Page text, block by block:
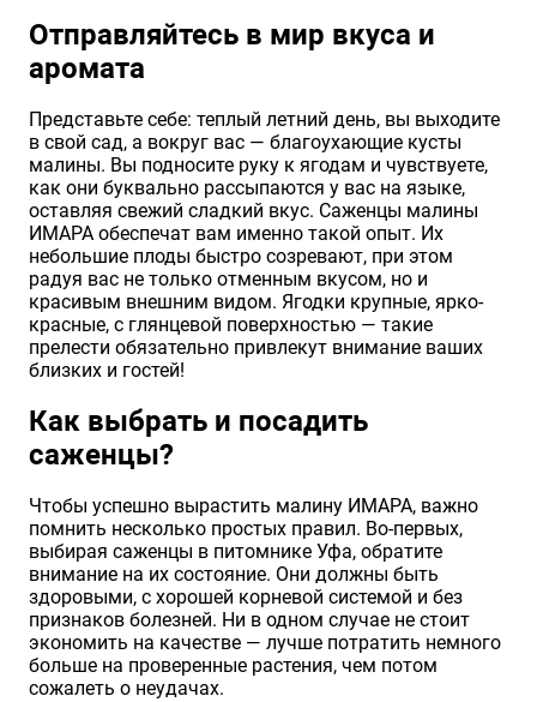
Отправляйтесь в мир вкуса и
аромата
Представьте себе: теплый летний день, вы выходите
в свой сад, а вокруг вас — благоухающие кусты
малины. Вы подносите руку к ягодам и чувствуете,
как они буквально рассыпаются у вас на языке,
оставляя свежий сладкий вкус. Саженцы малины
ИМАРА обеспечат вам именно такой опыт. Их
небольшие плоды быстро созревают, при этом
радуя вас не только отменным вкусом, но и
красивым внешним видом. Ягодки крупные, ярко-
красные, с глянцевой поверхностью — такие
прелести обязательно привлекут внимание ваших
близких и гостей!
Как выбрать и посадить
саженцы?
Чтобы успешно вырастить малину ИМАРА, важно
помнить несколько простых правил. Во-первых,
выбирая саженцы в питомнике Уфа, обратите
внимание на их состояние. Они должны быть
здоровыми, с хорошей корневой системой и без
признаков болезней. Ни в одном случае не стоит
экономить на качестве — лучше потратить немного
больше на проверенные растения, чем потом
сожалеть о неудачах.